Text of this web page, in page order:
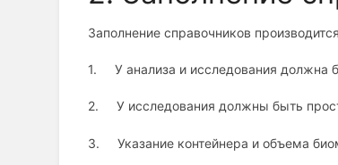
Заполнение справочников
1. У анализа и исследования должна
2. У исследования должны быть
3. Указание контейнера и объема